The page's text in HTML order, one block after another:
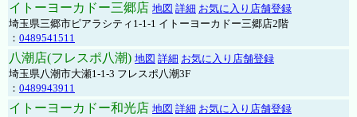
イトーヨーカドー三郷店 地図 詳細 お気に入り店舗登録
埼玉県三郷市ピアラシティ1-1-1 イトーヨーカドー三郷店2階
： 0489541511
八潮店(フレスポ八潮) 地図 詳細 お気に入り店舗登録
埼玉県八潮市大瀬1-1-3 フレスポ八潮3F
： 0489943911
イトーヨーカドー和光店 地図 詳細 お気に入り店舗登録